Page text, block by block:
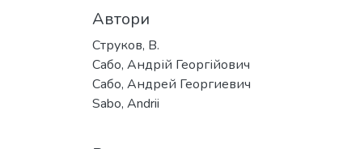
Автори
Струков, В.
Сабо, Андрій Георгійович
Сабо, Андрей Георгиевич
Sabo, Andrii